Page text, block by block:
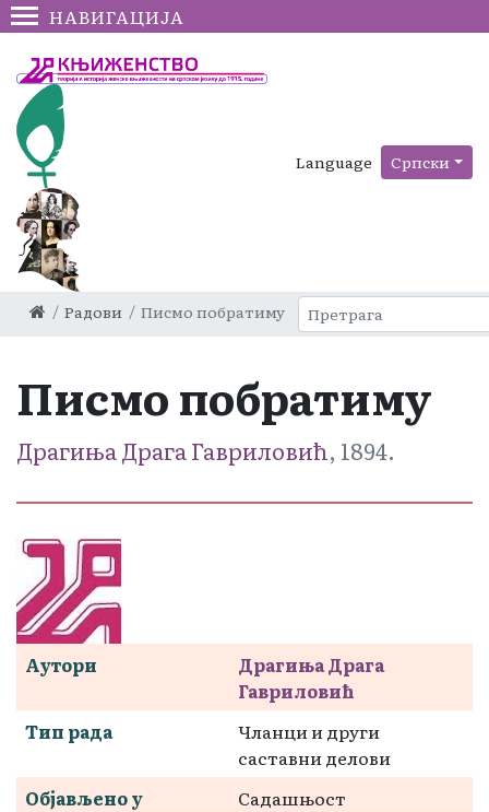
НАВИГАЦИЈА
Language Српски
Радови Писмо побратиму
Писмо побратиму
Драгиња Драга Гавриловић, 1894.
Аутори
Драгиња Драга
Гавриловић
Тип рада
Чланци и други
саставни делови
Објављено у
Садашњост